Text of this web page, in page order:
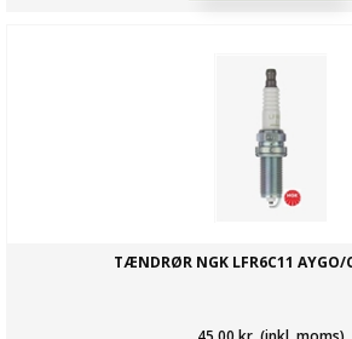
TÆNDRØR NGK LFR6C11 AYGO/